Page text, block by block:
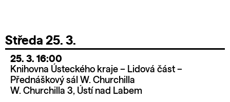
Středa 25. 3.
25. 3. 16:00
Knihovna Ústeckého kraje – Lidová část –
Přednáškový sál W. Churchilla
W. Churchilla 3, Ústí nad Labem